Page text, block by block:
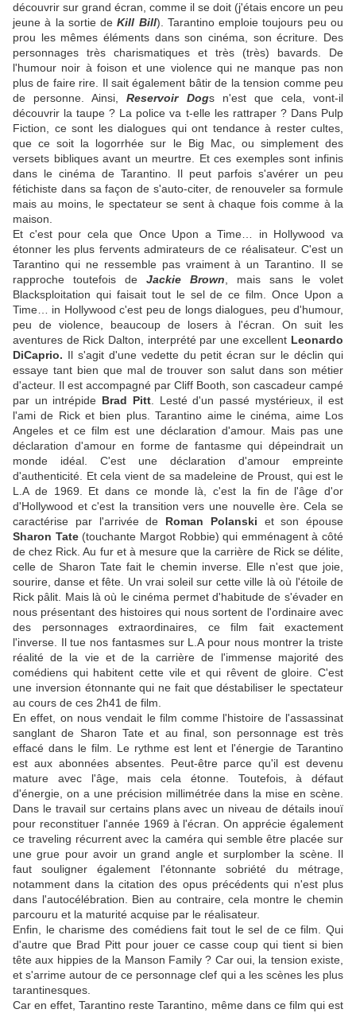
découvrir sur grand écran, comme il se doit (j'étais encore un peu
jeune à la sortie deKill Bill). Tarantino emploie toujours peu ou
prou les mêmes éléments dans son cinéma, son écriture. Des
personnages très charismatiques et très (très) bavards. De
l'humour noir à foison et une violence qui ne manque pas non
plus de faire rire. Il sait également bâtir de la tension comme peu
de personne. Ainsi,Reservoir Dogs n'est que cela, vont-il
découvrir la taupe ? La police va t-elle les rattraper ? Dans Pulp
Fiction, ce sont les dialogues qui ont tendance à rester cultes,
que ce soit la logorrhée sur le Big Mac, ou simplement des
versets bibliques avant un meurtre. Et ces exemples sont infinis
dans le cinéma de Tarantino. Il peut parfois s'avérer un peu
fétichiste dans sa façon de s'auto-citer, de renouveler sa formule
mais au moins, le spectateur se sent à chaque fois comme à la
maison.
Et c'est pour cela que Once Upon a Time… in Hollywood va
étonner les plus fervents admirateurs de ce réalisateur. C'est un
Tarantino qui ne ressemble pas vraiment à un Tarantino. Il se
rapproche toutefois de Jackie Brown , mais sans le volet
Blacksploitation qui faisait tout le sel de ce film. Once Upon a
Time… in Hollywood c'est peu de longs dialogues, peu d'humour,
peu de violence, beaucoup de losers à l'écran. On suit les
aventures de Rick Dalton, interprété par une excellent Leonardo
DiCaprio. Il s'agit d'une vedette du petit écran sur le déclin qui
essaye tant bien que mal de trouver son salut dans son métier
d'acteur. Il est accompagné par Cliff Booth, son cascadeur campé
par un intrépide Brad Pitt. Lesté d'un passé mystérieux, il est
l'ami de Rick et bien plus. Tarantino aime le cinéma, aime Los
Angeles et ce film est une déclaration d'amour. Mais pas une
déclaration d'amour en forme de fantasme qui dépeindrait un
monde idéal. C'est une déclaration d'amour empreinte
d'authenticité. Et cela vient de sa madeleine de Proust, qui est le
L.A de 1969. Et dans ce monde là, c'est la fin de l'âge d'or
d'Hollywood et c'est la transition vers une nouvelle ère. Cela se
caractérise par l'arrivée de Roman Polanski et son épouse
Sharon Tate(touchante Margot Robbie) qui emménagent à côté
de chez Rick. Au fur et à mesure que la carrière de Rick se délite,
celle de Sharon Tate fait le chemin inverse. Elle n'est que joie,
sourire, danse et fête. Un vrai soleil sur cette ville là où l'étoile de
Rick pâlit. Mais là où le cinéma permet d'habitude de s'évader en
nous présentant des histoires qui nous sortent de l'ordinaire avec
des personnages extraordinaires, ce film fait exactement
l'inverse. Il tue nos fantasmes sur L.A pour nous montrer la triste
réalité de la vie et de la carrière de l'immense majorité des
comédiens qui habitent cette vile et qui rêvent de gloire. C'est
une inversion étonnante qui ne fait que déstabiliser le spectateur
au cours de ces 2h41 de film.
En effet, on nous vendait le film comme l'histoire de l'assassinat
sanglant de Sharon Tate et au final, son personnage est très
effacé dans le film. Le rythme est lent et l'énergie de Tarantino
est aux abonnées absentes. Peut-être parce qu'il est devenu
mature avec l'âge, mais cela étonne. Toutefois, à défaut
d'énergie, on a une précision millimétrée dans la mise en scène.
Dans le travail sur certains plans avec un niveau de détails inouï
pour reconstituer l'année 1969 à l'écran. On apprécie également
ce traveling récurrent avec la caméra qui semble être placée sur
une grue pour avoir un grand angle et surplomber la scène. Il
faut souligner également l'étonnante sobriété du métrage,
notamment dans la citation des opus précédents qui n'est plus
dans l'autocélébration. Bien au contraire, cela montre le chemin
parcouru et la maturité acquise par le réalisateur.
Enfin, le charisme des comédiens fait tout le sel de ce film. Qui
d'autre que Brad Pitt pour jouer ce casse coup qui tient si bien
tête aux hippies de la Manson Family ? Car oui, la tension existe,
et s'arrime autour de ce personnage clef qui a les scènes les plus
tarantinesques.
Car en effet, Tarantino reste Tarantino, même dans ce film qui est